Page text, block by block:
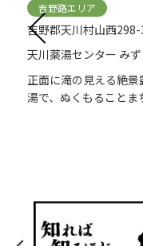
吉野路エリア
吉野郡天川村山西298-
天川薬湯センター み
正面に滝の見える絶
湯で、ぬくもることま